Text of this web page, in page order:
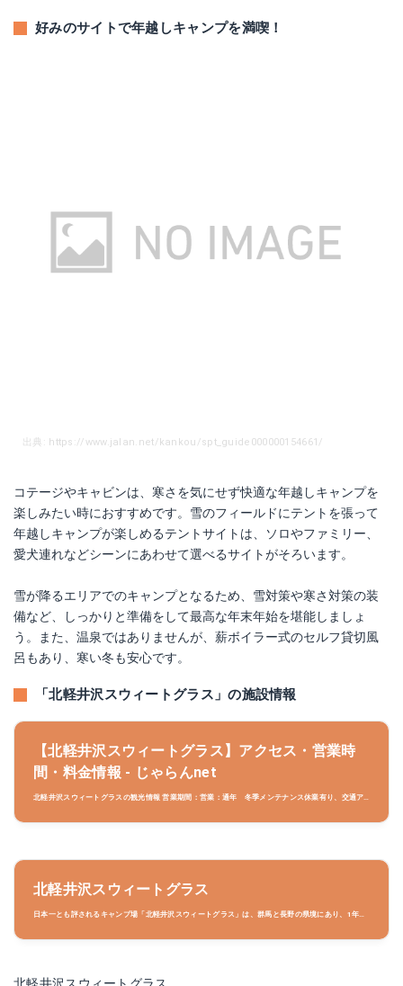
好みのサイトで年越しキャンプを満喫！
出典: https://www.jalan.net/kankou/spt_guide000000154661/
コテージやキャビンは、寒さを気にせず快適な年越しキャンプを
楽しみたい時におすすめです。雪のフィールドにテントを張って
年越しキャンプが楽しめるテントサイトは、ソロやファミリー、
愛犬連れなどシーンにあわせて選べるサイトがそろいます。
雪が降るエリアでのキャンプとなるため、雪対策や寒さ対策の装
備など、しっかりと準備をして最高な年末年始を堪能しましょ
う。また、温泉ではありませんが、薪ボイラー式のセルフ貸切風
呂もあり、寒い冬も安心です。
「北軽井沢スウィートグラス」の施設情報
【北軽井沢スウィートグラス】アクセス・営業時
間・料金情報 - じゃらんnet
北軽井沢スウィートグラスの観光情報 営業期間：営業：通年 冬季メンテナンス休業有り、交通ア
北軽井沢スウィートグラス
日本一とも評されるキャンプ場「北軽井沢スウィートグラス」は、群馬と長野の県境にあり、1年を